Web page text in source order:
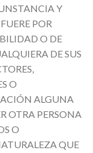
Y
POR
O DE
DE SUS
O
ALGUNA
OTRA PERSONA
O
QUE